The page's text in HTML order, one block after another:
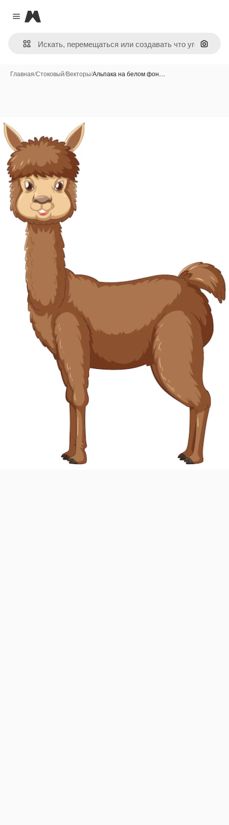
Close menu
Magnific
Поиск
Главная/Стоковый/Векторы/Альпака на белом фон…